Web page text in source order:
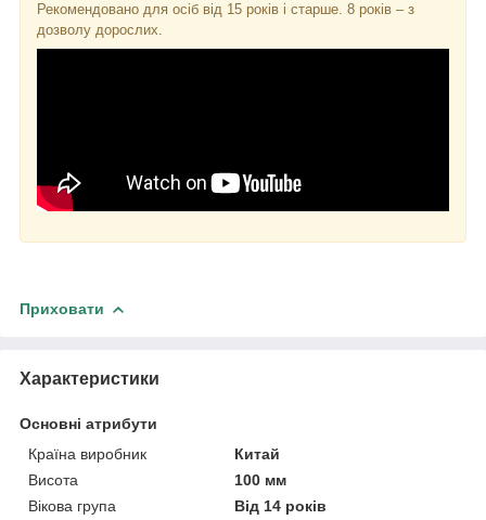
Рекомендовано для осіб від 15 років і старше. 8 років – з
дозволу дорослих.
Приховати
Характеристики
Основні атрибути
Країна виробник
Китай
Висота
100 мм
Вікова група
Від 14 років